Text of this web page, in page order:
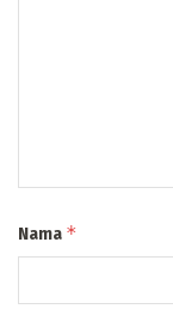
Nama *